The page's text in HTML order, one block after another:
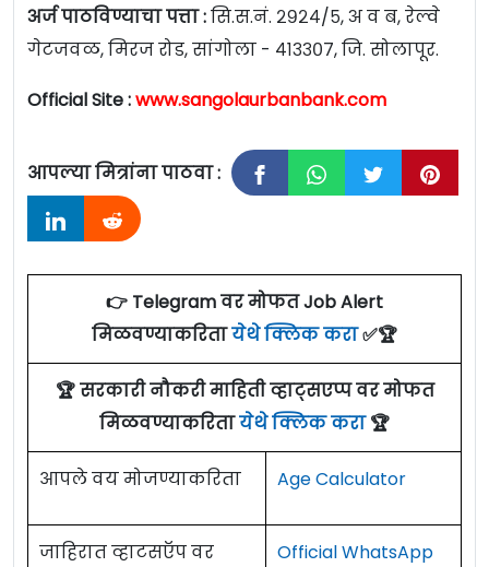
अर्ज पाठविण्याचा पत्ता :सि.स.नं. २९२४/५, अ व ब, रेल्वे
गेटजवळ, मिरज रोड, सांगोला - ४१३३०७, जि. सोलापूर.
Official Site :www.sangolaurbanbank.com
आपल्या मित्रांना पाठवा :
👉 Telegram वर मोफत Job Alert
मिळवण्याकरितायेथे क्लिक करा✅🏆
🏆 सरकारी नौकरी माहिती व्हाट्सएप्प वर मोफत
मिळवण्याकरितायेथे क्लिक करा🏆
आपले वय मोजण्याकरिता Age Calculator
जाहिरात व्हाटसऍप वर
Official WhatsApp